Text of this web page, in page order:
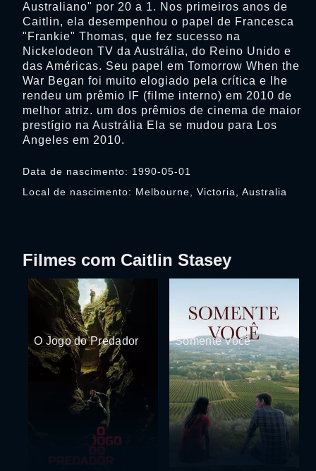
Data de nascimento: 1990-05-01
Local de nascimento: Melbourne, Victoria, Australia
Australiano" por 20 a 1. Nos primeiros anos de
Caitlin, ela desempenhou o papel de Francesca
"Frankie" Thomas, que fez sucesso na
Nickelodeon TV da Austrália, do Reino Unido e
das Américas. Seu papel em Tomorrow When the
War Began foi muito elogiado pela crítica e lhe
rendeu um prêmio IF (filme interno) em 2010 de
melhor atriz. um dos prêmios de cinema de maior
prestígio na Austrália Ela se mudou para Los
Angeles em 2010.
Filmes com Caitlin Stasey
O Jogo do Predador Somente Você